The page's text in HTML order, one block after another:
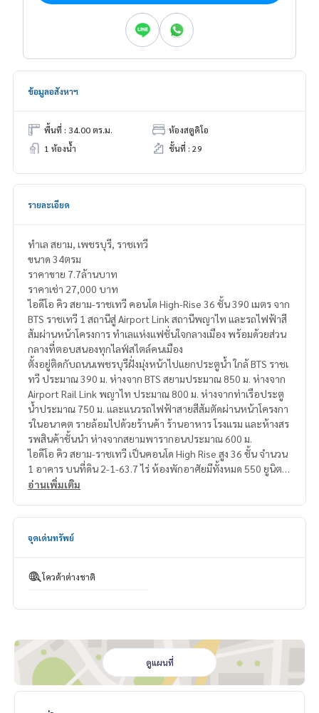
ข้อมูลอสังหาฯ
พื้นที่ : 34.00 ตร.ม.
ห้องสตูดิโอ
1 ห้องน้ำ
ชั้นที่ : 29
รายละเอียด
ทำเล สยาม, เพชรบุรี, ราชเทวี
ขนาด 34ตรม
ราคาขาย 7.7ล้านบาท
ราคาเช่า 27,000 บาท
ไอดีโอ คิว สยาม-ราชเทวี คอนโด High-Rise 36 ชั้น 390 เมตร จาก
BTS ราชเทวี 1 สถานีสู่ Airport Link สถานีพญาไท และรถไฟฟ้าสี
ส้มผ่านหน้าโครงการ ทำเลแห่งแฟชั่นใจกลางเมือง พร้อมด้วยส่วน
กลางที่ตอบสนองทุกไลฟ์สไตล์คนเมือง
ตั้งอยู่ติดกับถนนเพชรบุรีฝั่งมุ่งหน้าไปแยกประตูน้ำ ใกล้ BTS ราชเ
ทวี ประมาณ 390 ม. ห่างจาก BTS สยามประมาณ 850 ม. ห่างจาก
Airport Rail Link พญาไท ประมาณ 800 ม. ห่างจากท่าเรือประตู
น้ำประมาณ 750 ม. และแนวรถไฟฟ้าสายสีส้มตัดผ่านหน้าโครงกา
รในอนาคต รายล้อมไปด้วยร้านค้า ร้านอาหาร โรงแรม และห้างสร
รพสินค้าชั้นนำ ห่างจากสยามพารากอนประมาณ 600 ม.
ไอดีโอ คิว สยาม-ราชเทวี เป็นคอนโด High Rise สูง 36 ชั้น จำนวน
1 อาคาร บนที่ดิน 2-1-63.7 ไร่ ห้องพักอาศัยมีทั้งหมด 550 ยูนิต
ness Center, Fitness, Steam & Sauna Room, สวนหย่อม, Priv
อดรถ 258 คัน และ รปภ.ตลอด 24 ชั่วโมง
• BTS ราชเทวี 390 ม.
• BTS พญาไท : 800 ม.
• Airport Rail Link พญาไท : 800 ม.
• ท่าเรือประตูน้ำ : 750 ม.
• ท่าเรือสะพานหัวช้าง : 800 ม.
อ่านเพิ่มเติม
จุดเด่นทรัพย์
โควต้าต่างชาติ
ดูแผนที่